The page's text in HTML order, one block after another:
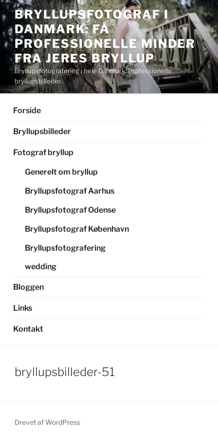
Videre
til
indhold
BRYLLUPSFOTOGRAF I
DANMARK: FÅ
PROFESSIONELLE MINDER
FRA JERES BRYLLUP
Bryllupsfotografering i hele Danmark. Professionelle
bryllupsbilleder.
Forside
Bryllupsbilleder
Fotograf bryllup
Generelt om bryllup
Bryllupsfotograf Aarhus
Bryllupsfotograf Odense
Bryllupsfotograf København
Bryllupsfotografering
wedding
Bloggen
Links
Kontakt
bryllupsbilleder-51
Drevet af WordPress